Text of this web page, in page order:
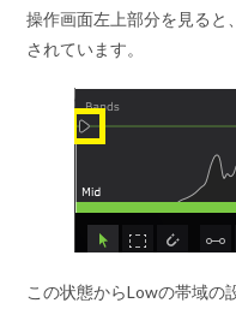
操作画面左上部分を見る
されています。
この状態からLowの帯域の